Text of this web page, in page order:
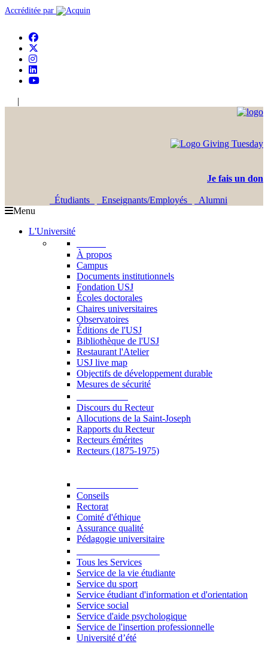
Accréditée par
|
Je fais un don
Étudiants Enseignants/Employés
Alumni
Menu
L'Université
À propos
Campus
Documents institutionnels
Fondation USJ
Écoles doctorales
Chaires universitaires
Observatoires
Éditions de l'USJ
Bibliothèque de l'USJ
Restaurant l'Atelier
USJ live map
Objectifs de développement durable
Mesures de sécurité
Discours du Recteur
Allocutions de la Saint-Joseph
Rapports du Recteur
Recteurs émérites
Recteurs (1875-1975)
Conseils
Rectorat
Comité d'éthique
Assurance qualité
Pédagogie universitaire
Tous les Services
Service de la vie étudiante
Service du sport
Service étudiant d'information et d'orientation
Service social
Service d'aide psychologique
Service de l'insertion professionnelle
Université d’été